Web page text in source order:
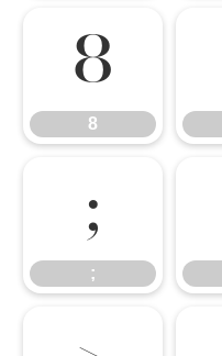
8
8
;
;